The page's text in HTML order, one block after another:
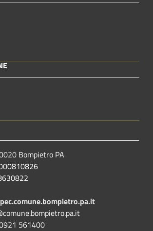
Bompietro PA
561400